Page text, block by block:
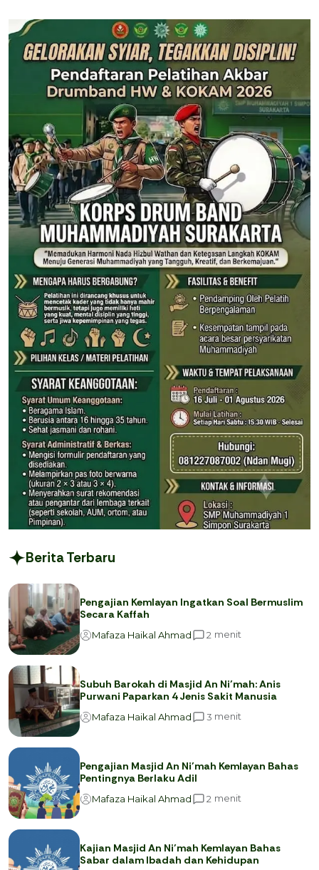
Berita Terbaru
Pengajian Kemlayan Ingatkan Soal Bermuslim
Secara Kaffah
Mafaza Haikal Ahmad 2 menit
Subuh Barokah di Masjid An Ni’mah: Anis
Purwani Paparkan 4 Jenis Sakit Manusia
Mafaza Haikal Ahmad 3 menit
Pengajian Masjid An Ni’mah Kemlayan Bahas
Pentingnya Berlaku Adil
Mafaza Haikal Ahmad 2 menit
Kajian Masjid An Ni’mah Kemlayan Bahas
Sabar dalam Ibadah dan Kehidupan